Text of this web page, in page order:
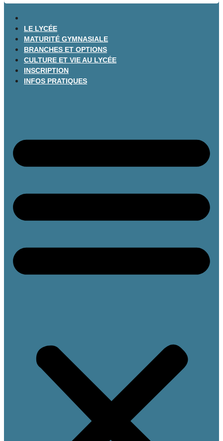
LE LYCÉE
MATURITÉ GYMNASIALE
BRANCHES ET OPTIONS
CULTURE ET VIE AU LYCÉE
INSCRIPTION
INFOS PRATIQUES